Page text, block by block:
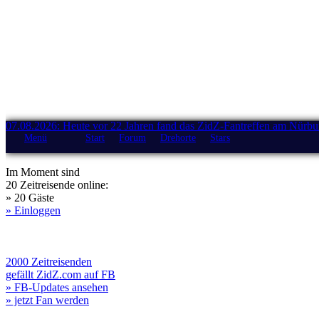
07.08.2026: Heute vor 22 Jahren fand das ZidZ-Fantreffen am
Menü Start Forum Drehorte Stars
Im Moment sind
20 Zeitreisende online:
» 20 Gäste
» Einloggen
2000 Zeitreisenden
gefällt ZidZ.com auf FB
» FB-Updates ansehen
» jetzt Fan werden